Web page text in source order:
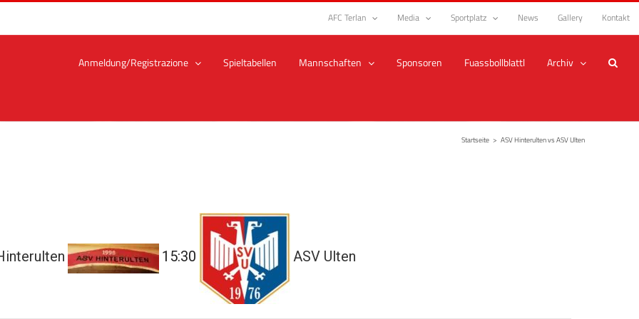
AFC Terlan Media Sportplatz News Gallery Kontakt
Anmeldung/Registrazione Spieltabellen Mannschaften Sponsoren Fuassbollblattl Archiv
Startseite > ASV Hinterulten vs ASV Ulten
15:30 ASV Ulten